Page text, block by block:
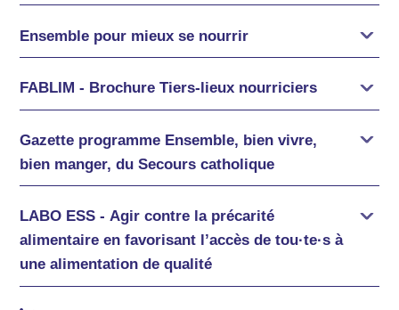
Ensemble pour mieux se nourrir
FABLIM - Brochure Tiers-lieux nourriciers
Gazette programme Ensemble, bien vivre,
bien manger, du Secours catholique
LABO ESS - Agir contre la précarité
alimentaire en favorisant l’accès de tou·te·s à
une alimentation de qualité